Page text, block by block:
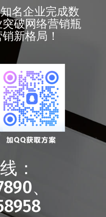
名企业完成数
破网络营销瓶
新格局！
：
、